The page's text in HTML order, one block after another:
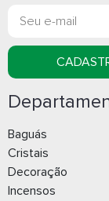
Baguás
Cristais
Decoração
Incensos